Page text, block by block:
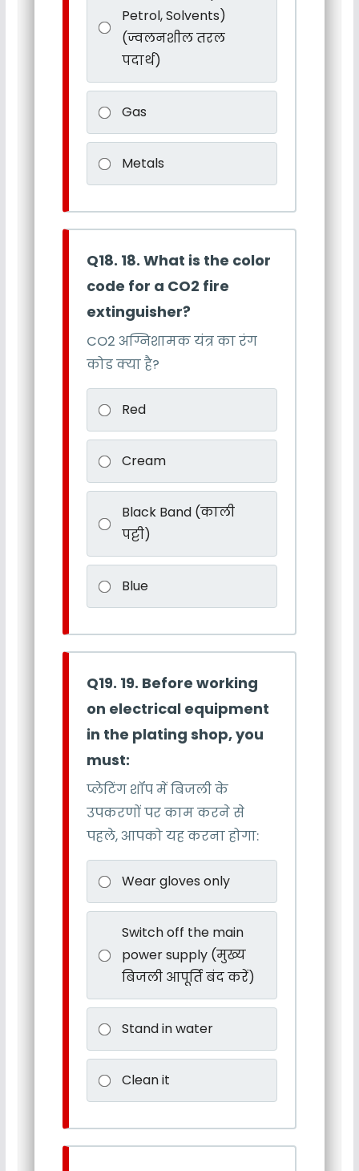
Petrol, Solvents)
(ज्वलनशील तरल
पदार्थ)
Gas
Metals
Q18. 18. What is the color
code for a CO2 fire
extinguisher?
CO2 अग्निशामक यंत्र का रंग
कोड क्या है?
Red
Cream
Black Band (काली
पट्टी)
Blue
Q19. 19. Before working
on electrical equipment
in the plating shop, you
must:
प्लेटिंग शॉप में बिजली के
उपकरणों पर काम करने से
पहले, आपको यह करना होगा:
Wear gloves only
Switch off the main
power supply (मुख्य
बिजली आपूर्ति बंद करें)
Stand in water
Clean it